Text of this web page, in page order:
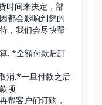
时间来决定，部
都会影响到您的
，我们会尽快帮
. *全額付款后訂
消.*一旦付款之后
项
帮客户们订购，